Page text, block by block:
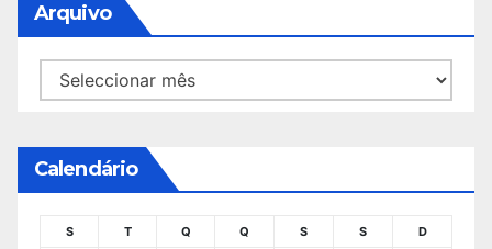
Arquivo
Arquivo
Calendário
S T Q Q S S D